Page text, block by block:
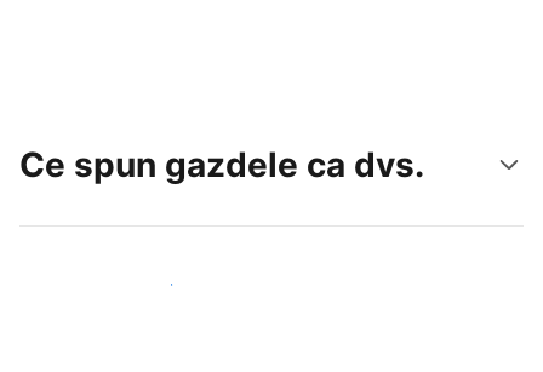
Ce spun gazdele ca dvs.
Alăturați-vă gazdelor ca dvs.